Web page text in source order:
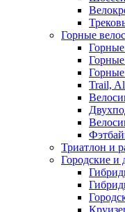
Горные
Trail,
Триатлон и
Городские и